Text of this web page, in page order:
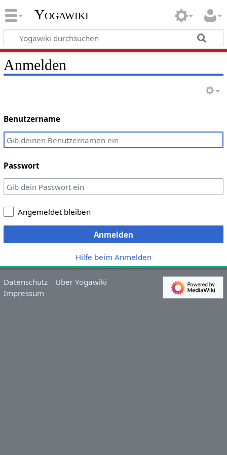
Yogawiki
Anmelden
Benutzername
Passwort
Angemeldet bleiben
Anmelden
Hilfe beim Anmelden
Datenschutz
Über Yogawiki
Impressum